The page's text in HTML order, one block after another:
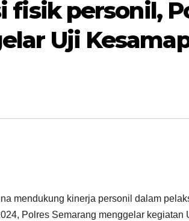
fisik personil,
Uji
mendukung kinerja personil dalam
Polres Semarang menggelar kegiatan